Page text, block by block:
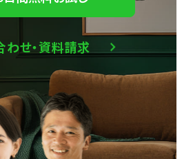
わせ・資料請求